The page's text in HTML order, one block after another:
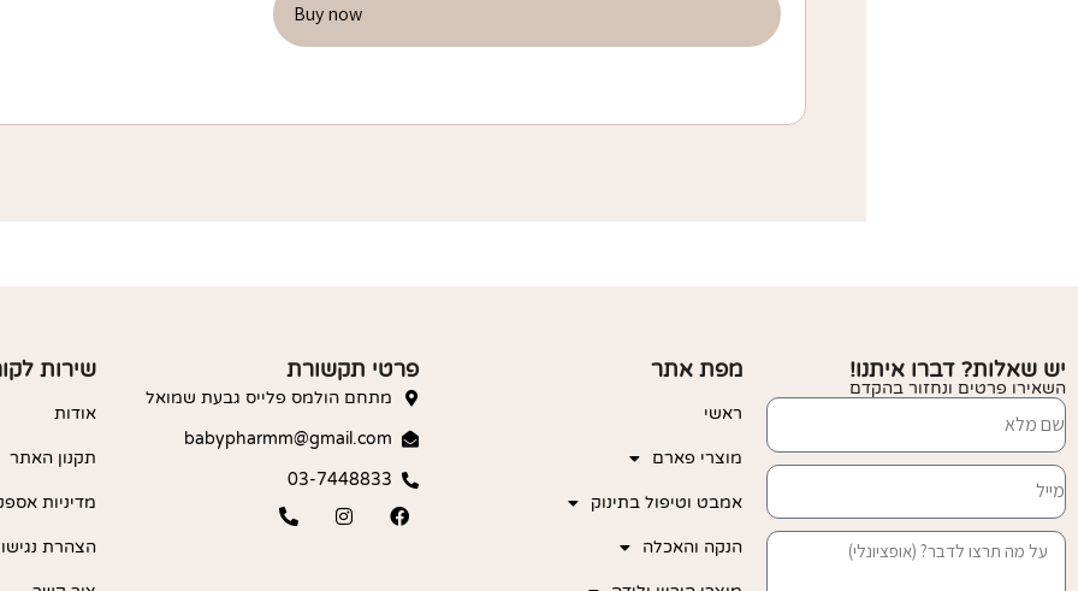
Buy now
יש שאלות? דברו איתנו!
השאירו פרטים ונחזור בהקדם
מפת אתר
ראשי
מוצרי פארם
אמבט וטיפול בתינוק
הנקה והאכלה
פרטי תקשורת
מתחם הולמס פלייס גבעת שמואל
babypharmm@gmail.com
03-7448833
שירות
אודות
תקנון האתר
מדיניות
הצהרת